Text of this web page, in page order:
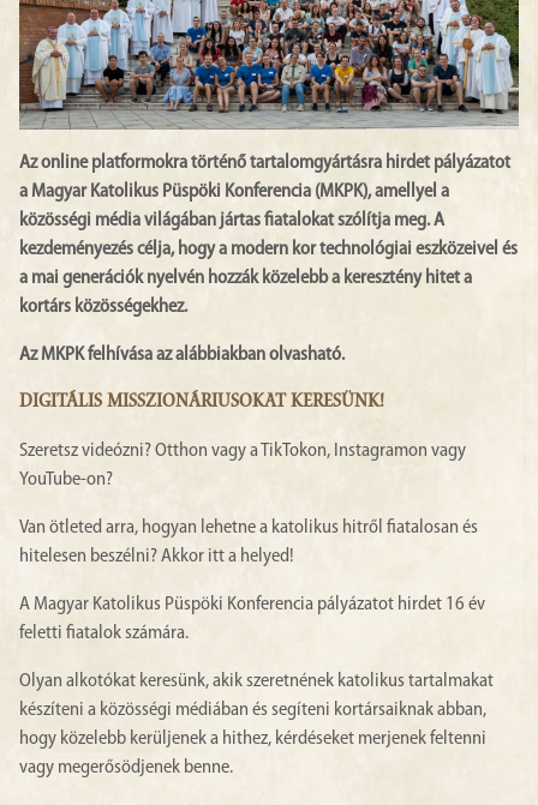
Az online platformokra történő tartalomgyártásra hirdet pályázatot
a Magyar Katolikus Püspöki Konferencia (MKPK), amellyel a
közösségi média világában jártas fiatalokat szólítja meg. A
kezdeményezés célja, hogy a modern kor technológiai eszközeivel és
a mai generációk nyelvén hozzák közelebb a keresztény hitet a
kortárs közösségekhez.
Az MKPK felhívása az alábbiakban olvasható.
DIGITÁLIS MISSZIONÁRIUSOKAT KERESÜNK!
Szeretsz videózni? Otthon vagy a TikTokon, Instagramon vagy
YouTube-on?
Van ötleted arra, hogyan lehetne a katolikus hitről fiatalosan és
hitelesen beszélni? Akkor itt a helyed!
A Magyar Katolikus Püspöki Konferencia pályázatot hirdet 16 év
feletti fiatalok számára.
Olyan alkotókat keresünk, akik szeretnének katolikus tartalmakat
készíteni a közösségi médiában és segíteni kortársaiknak abban,
hogy közelebb kerüljenek a hithez, kérdéseket merjenek feltenni
vagy megerősödjenek benne.